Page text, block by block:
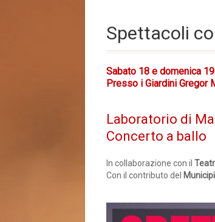
Spettacoli
Sabato 18 e domenica
Presso i Giardini Gregor
Laboratorio di
Concerto a ballo
In collaborazione con il
Con il contributo del